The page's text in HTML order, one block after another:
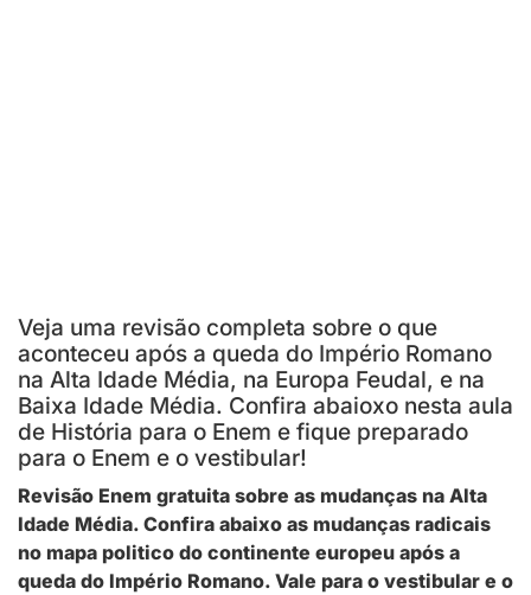
Veja uma revisão completa sobre o que
aconteceu após a queda do Império Romano
na Alta Idade Média, na Europa Feudal, e na
Baixa Idade Média. Confira abaioxo nesta aula
de História para o Enem e fique preparado
para o Enem e o vestibular!
Revisão Enem gratuita sobre as mudanças na Alta
Idade Média. Confira abaixo as mudanças radicais
no mapa politico do continente europeu após a
queda do Império Romano. Vale para o vestibular e o